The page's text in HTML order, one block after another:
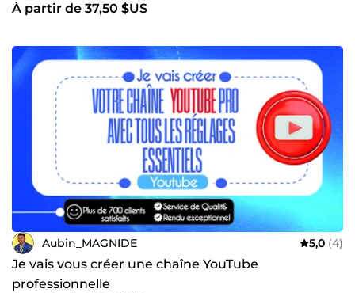
À partir de 37,50 $US
Aubin_MAGNIDE 5,0 (4)
Je vais vous créer une chaîne YouTube
professionnelle